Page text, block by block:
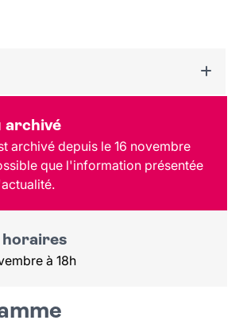
archivé
archivé depuis le 16 novembre
que l'information présentée
horaires
à 18h